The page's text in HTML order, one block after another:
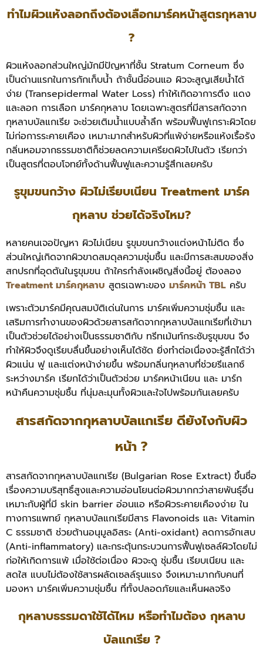
ทำไมผิวแห้งลอกถึงต้องเลือกมาร์คหน้าสูตรกุหลาบ
?
ผิวแห้งลอกส่วนใหญ่มักมีปัญหาที่ชั้น Stratum Corneum ซึ่ง
เป็นด่านแรกในการกักเก็บน้ำ ถ้าชั้นนี้อ่อนแอ ผิวจะสูญเสียน้ำได้
ง่าย (Transepidermal Water Loss) ทำให้เกิดอาการตึง แดง
และลอก การเลือก มาร์คกุหลาบ โดยเฉพาะสูตรที่มีสารสกัดจาก
กุหลาบบัลแกเรีย จะช่วยเติมน้ำแบบล้ำลึก พร้อมฟื้นฟูเกราะผิวโดย
ไม่ก่อการระคายเคือง เหมาะมากสำหรับผิวที่แพ้ง่ายหรือแห้งเรื้อรัง
กลิ่นหอมจากธรรมชาติก็ช่วยลดความเครียดผิวไปในตัว เรียกว่า
เป็นสูตรที่ตอบโจทย์ทั้งด้านฟื้นฟูและความรู้สึกเลยครับ
รูขุมขนกว้าง ผิวไม่เรียบเนียน Treatment มาร์ค
กุหลาบ ช่วยได้จริงไหม?
หลายคนเจอปัญหา ผิวไม่เนียน รูขุมขนกว้างแต่งหน้าไม่ติด ซึ่ง
ส่วนใหญ่เกิดจากผิวขาดสมดุลความชุ่มชื้น และมีการสะสมของสิ่ง
สกปรกที่อุดตันในรูขุมขน ถ้าใครกำลังเผชิญสิ่งนี้อยู่ ต้องลอง
Treatment มาร์คกุหลาบ สูตรเฉพาะของ มาร์คหน้า TBL ครับ
เพราะตัวมาร์คมีคุณสมบัติเด่นในการ มาร์คเพิ่มความชุ่มชื้น และ
เสริมการทำงานของผิวด้วยสารสกัดจากกุหลาบบัลแกเรียที่เข้ามา
เป็นตัวช่วยได้อย่างเป็นธรรมชาติกับ ทรีทเม้นท์กระชับรูขุมขน จึง
ทำให้ผิวจึงดูเรียบลื่นขึ้นอย่างเห็นได้ชัด ยิ่งทำต่อเนื่องจะรู้สึกได้ว่า
ผิวแน่น ฟู และแต่งหน้าง่ายขึ้น พร้อมกลิ่นกุหลาบที่ช่วยรีแลกซ์
ระหว่างมาร์ค เรียกได้ว่าเป็นตัวช่วย มาร์คหน้าเนียน และ มาร์ก
หน้าคืนความชุ่มชื้น ที่นุ่มละมุนทั้งผิวและใจไปพร้อมกันเลยครับ
สารสกัดจากกุหลาบบัลแกเรีย ดียังไงกับผิว
หน้า ?
สารสกัดจากกุหลาบบัลแกเรีย (Bulgarian Rose Extract) ขึ้นชื่อ
เรื่องความบริสุทธิ์สูงและความอ่อนโยนต่อผิวมากกว่าสายพันธุ์อื่น
เหมาะกับผู้ที่มี skin barrier อ่อนแอ หรือผิวระคายเคืองง่าย ใน
ทางการแพทย์ กุหลาบบัลแกเรียมีสาร Flavonoids และ Vitamin
C ธรรมชาติ ช่วยต้านอนุมูลอิสระ (Anti-oxidant) ลดการอักเสบ
(Anti-inflammatory) และกระตุ้นกระบวนการฟื้นฟูเซลล์ผิวโดยไม่
ก่อให้เกิดการแพ้ เมื่อใช้ต่อเนื่อง ผิวจะดู ชุ่มชื้น เรียบเนียน และ
สดใส แบบไม่ต้องใช้สารผลัดเซลล์รุนแรง จึงเหมาะมากกับคนที่
มองหา มาร์คเพิ่มความชุ่มชื้น ที่ทั้งปลอดภัยและเห็นผลจริง
กุหลาบธรรมดาใช้ได้ไหม หรือทำไมต้อง กุหลาบ
บัลแกเรีย ?